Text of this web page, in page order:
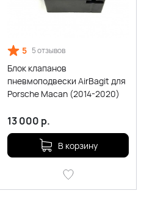
5 5 отзывов
Блок клапанов
пневмоподвески AirBagit для
Porsche Macan (2014-2020)
13 000 р.
В корзину